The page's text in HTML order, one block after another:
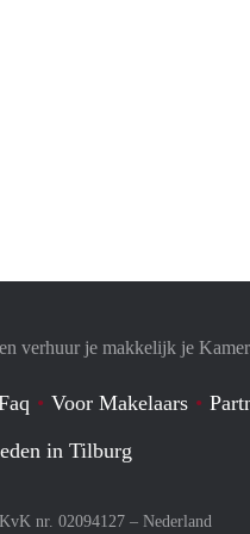
verhuur je makkelijk je Kamer
Voor Makelaars
in Tilburg
nr. 02094127 – Nederland